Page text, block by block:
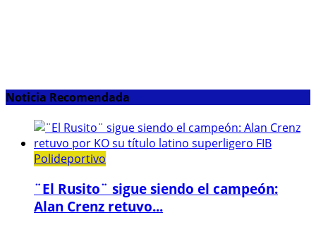
Noticia Recomendada
Polideportivo
¨El Rusito¨ sigue siendo el campeón:
Alan Crenz retuvo...